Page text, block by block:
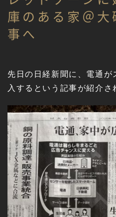
庫のある家＠
事へ
先日の日経新聞に、電通が
入するという記事が紹介さ